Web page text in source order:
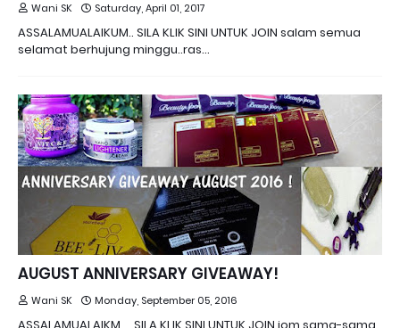
Wani SK Saturday, April 01, 2017
ASSALAMUALAIKUM.. SILA KLIK SINI UNTUK JOIN salam semua
selamat berhujung minggu..ras…
AUGUST ANNIVERSARY GIVEAWAY!
Wani SK Monday, September 05, 2016